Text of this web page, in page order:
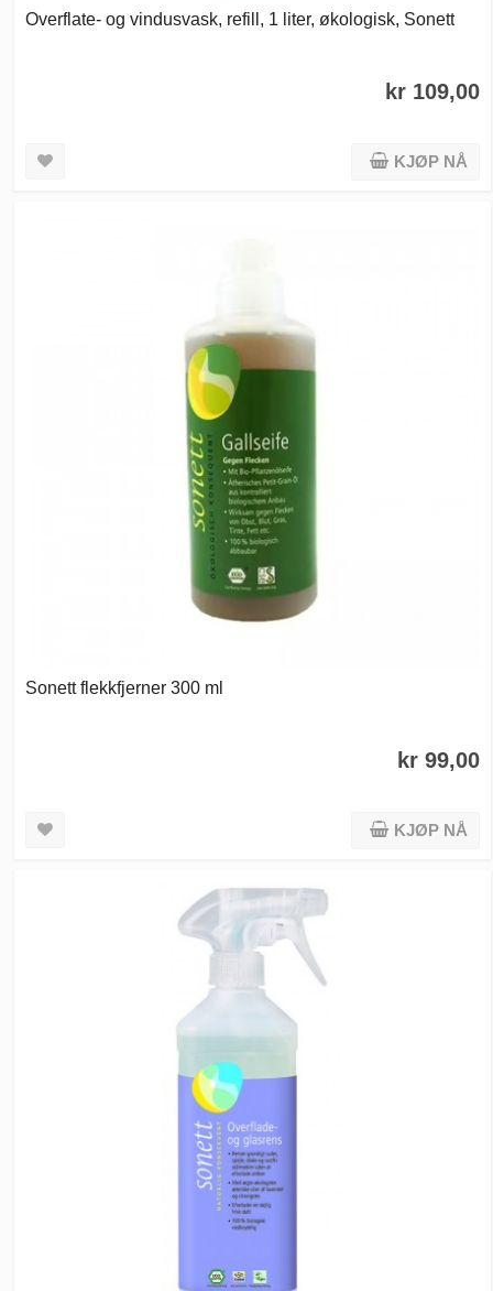
Overflate- og vindusvask, refill, 1 liter, økologisk, Sonett
kr 109,00
KJØP NÅ
Sonett flekkfjerner 300 ml
kr 99,00
KJØP NÅ